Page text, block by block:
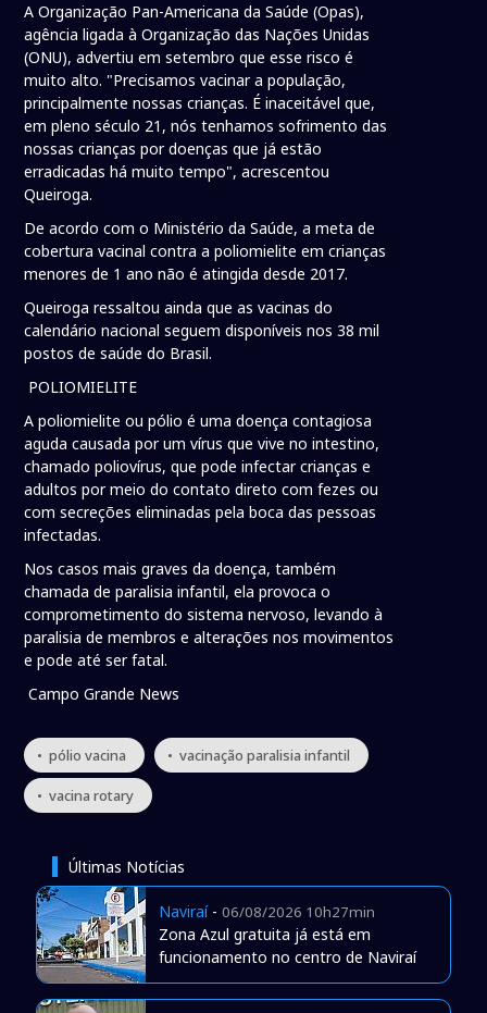
A Organização Pan-Americana da Saúde (Opas),
agência ligada à Organização das Nações Unidas
(ONU), advertiu em setembro que esse risco é
muito alto. "Precisamos vacinar a população,
principalmente nossas crianças. É inaceitável que,
em pleno século 21, nós tenhamos sofrimento das
nossas crianças por doenças que já estão
erradicadas há muito tempo", acrescentou
Queiroga.
De acordo com o Ministério da Saúde, a meta de
cobertura vacinal contra a poliomielite em crianças
menores de 1 ano não é atingida desde 2017.
Queiroga ressaltou ainda que as vacinas do
calendário nacional seguem disponíveis nos 38 mil
postos de saúde do Brasil.
POLIOMIELITE
A poliomielite ou pólio é uma doença contagiosa
aguda causada por um vírus que vive no intestino,
chamado poliovírus, que pode infectar crianças e
adultos por meio do contato direto com fezes ou
com secreções eliminadas pela boca das pessoas
infectadas.
Nos casos mais graves da doença, também
chamada de paralisia infantil, ela provoca o
comprometimento do sistema nervoso, levando à
paralisia de membros e alterações nos movimentos
e pode até ser fatal.
Campo Grande News
• pólio vacina • vacinação paralisia infantil
• vacina rotary
Últimas Notícias
Naviraí- 06/08/2026 10h27min
Zona Azul gratuita já está em
funcionamento no centro de Naviraí